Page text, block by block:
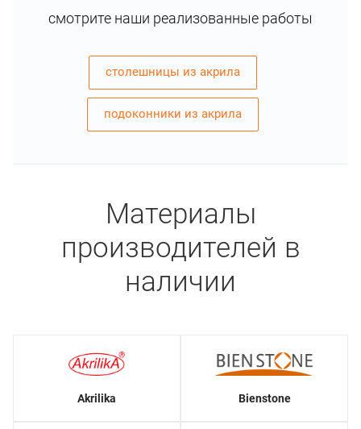
смотрите наши реализованные работы
столешницы из акрила
подоконники из акрила
Материалы
производителей в
наличии
Akrilika Bienstone